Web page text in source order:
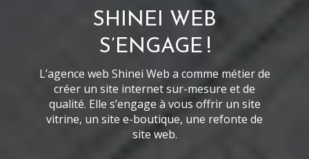
SHINEI WEB
S’ENGAGE !
L’agence web Shinei Web a comme métier de
créer un site internet sur-mesure et de
qualité. Elle s’engage à vous offrir un site
vitrine, un site e-boutique, une refonte de
site web.